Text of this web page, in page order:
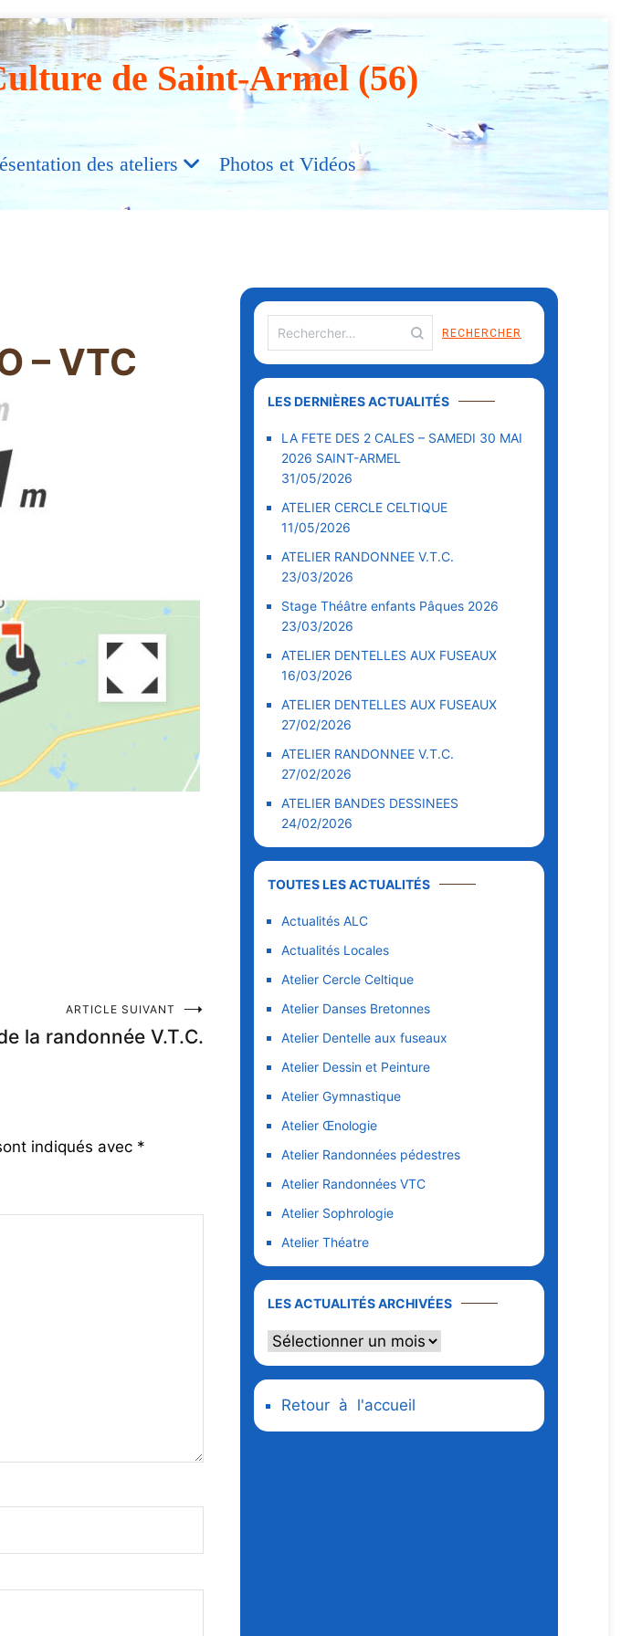
de Saint-Armel (56)
des ateliers Photos et Vidéos
– VTC
ARTICLE SUIVANT
la randonnée V.T.C.
indiqués avec *
LES DERNIÈRES ACTUALITÉS
LA FETE DES 2 CALES – SAMEDI 30 MAI
2026 SAINT-ARMEL
31/05/2026
ATELIER CERCLE CELTIQUE
11/05/2026
ATELIER RANDONNEE V.T.C.
23/03/2026
Stage Théâtre enfants Pâques 2026
23/03/2026
ATELIER DENTELLES AUX FUSEAUX
16/03/2026
ATELIER DENTELLES AUX FUSEAUX
27/02/2026
ATELIER RANDONNEE V.T.C.
27/02/2026
ATELIER BANDES DESSINEES
24/02/2026
TOUTES LES ACTUALITÉS
Actualités ALC
Actualités Locales
Atelier Cercle Celtique
Atelier Danses Bretonnes
Atelier Dentelle aux fuseaux
Atelier Dessin et Peinture
Atelier Gymnastique
Atelier Œnologie
Atelier Randonnées pédestres
Atelier Randonnées VTC
Atelier Sophrologie
Atelier Théatre
LES ACTUALITÉS ARCHIVÉES
Retour à l'accueil